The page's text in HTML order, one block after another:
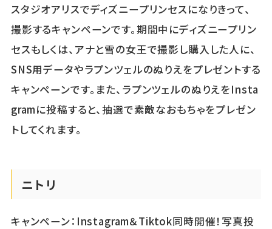
スタジオアリスでディズニープリンセスになりきって、
撮影するキャンペーンです。期間中にディズニープリン
セスもしくは、アナと雪の女王で撮影し購入した人に、
SNS用データやラプンツェルのぬりえをプレゼントする
キャンペーンです。また、ラプンツェルのぬりえをInsta
gramに投稿すると、抽選で素敵なおもちゃをプレゼン
トしてくれます。
ニトリ
キャンペーン：Instagram＆Tiktok同時開催！写真投